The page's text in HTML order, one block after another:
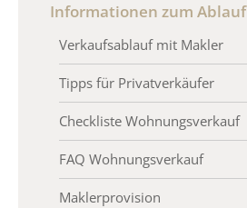
Informationen zum Ablauf
Verkaufsablauf mit Makler
Tipps für Privatverkäufer
Checkliste Wohnungsverkauf
FAQ Wohnungsverkauf
Maklerprovision